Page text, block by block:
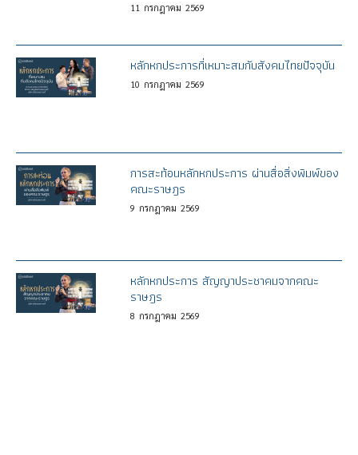
11 กรกฎาคม 2569
หลักหกประการที่เหมาะสมกับสังคมไทยปัจจุบัน
10 กรกฎาคม 2569
การสะท้อนหลักหกประการ ผ่านสื่อสิ่งพิมพ์ของ
คณะราษฎร
9 กรกฎาคม 2569
หลักหกประการ สัญญาประชาคมจากคณะ
ราษฎร
8 กรกฎาคม 2569